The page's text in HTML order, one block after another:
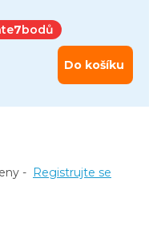
7bodů
Do košíku
- Registrujte se